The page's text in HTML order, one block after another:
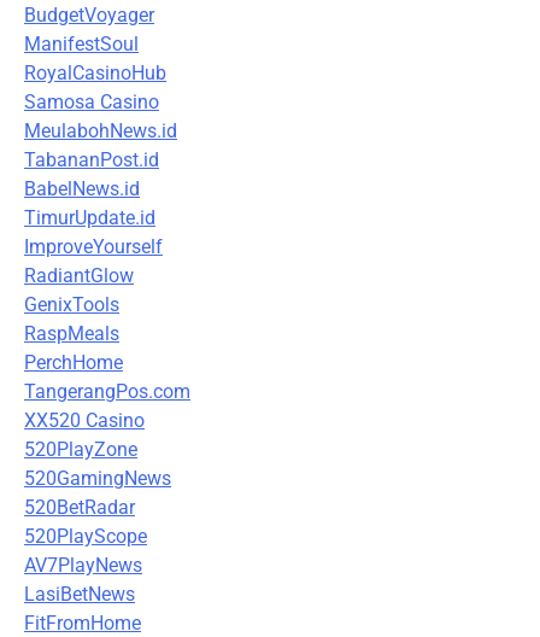
BudgetVoyager
ManifestSoul
RoyalCasinoHub
Samosa Casino
MeulabohNews.id
TabananPost.id
BabelNews.id
TimurUpdate.id
ImproveYourself
RadiantGlow
GenixTools
RaspMeals
PerchHome
TangerangPos.com
XX520 Casino
520PlayZone
520GamingNews
520BetRadar
520PlayScope
AV7PlayNews
LasiBetNews
FitFromHome